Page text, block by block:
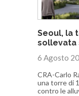
Seoul, la
sollevata
6 Agosto
CRA-Carlo
una torre di
contro le